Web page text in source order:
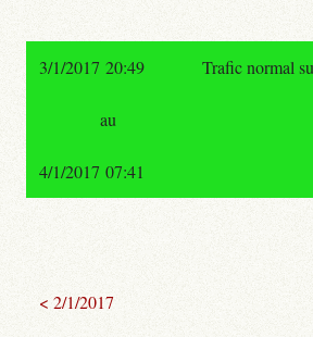
3/1/2017 20:49 Trafic normal
au
4/1/2017 07:41
< 2/1/2017